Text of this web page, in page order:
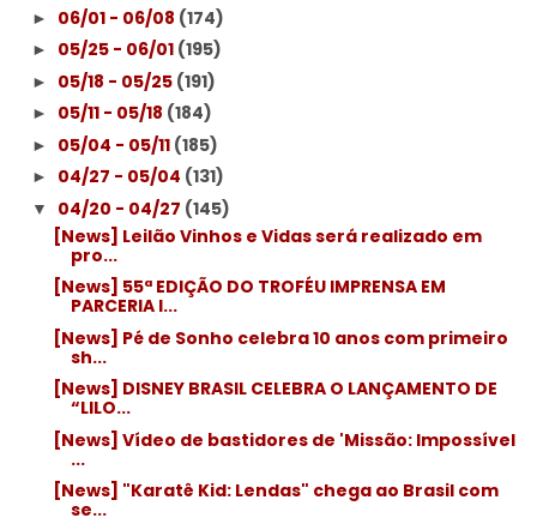
► 06/01 - 06/08 (174)
► 05/25 - 06/01 (195)
► 05/18 - 05/25 (191)
► 05/11 - 05/18 (184)
► 05/04 - 05/11 (185)
► 04/27 - 05/04 (131)
▼ 04/20 - 04/27 (145)
[News] Leilão Vinhos e Vidas será realizado em
pro...
[News] 55ª EDIÇÃO DO TROFÉU IMPRENSA EM
PARCERIA I...
[News] Pé de Sonho celebra 10 anos com primeiro
sh...
[News] DISNEY BRASIL CELEBRA O LANÇAMENTO DE
“LILO...
[News] Vídeo de bastidores de 'Missão: Impossível
...
[News] "Karatê Kid: Lendas" chega ao Brasil com
se...